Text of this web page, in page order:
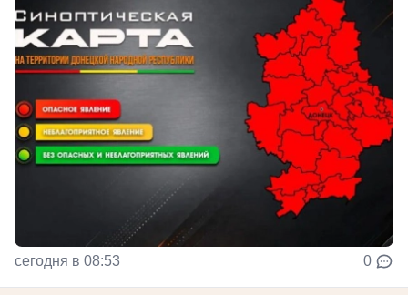
сегодня в 08:53 0